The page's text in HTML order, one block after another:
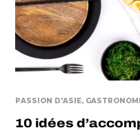
PASSION D'ASIE
10 idées